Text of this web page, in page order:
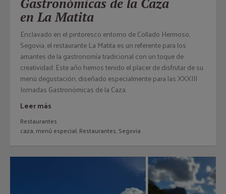
en La Matita
Enclavado en el pintoresco entorno de Collado Hermoso,
Segovia, el restaurante La Matita es un referente para los
amantes de la gastronomía tradicional con un toque de
creatividad. Este año hemos tenido el placer de disfrutar de su
menú degustación, diseñado especialmente para las XXXIII
Jornadas Gastronómicas de la Caza.
Leer más
Restaurantes
caza,menú especial,Restaurantes,Segovia